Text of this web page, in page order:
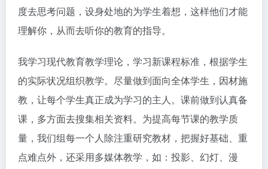
度去思考问题，设身处地的为学生着想，这样他们才能
理解你，从而去听你的教育的指导。
我学习现代教育教学理论，学习新课程标准，根据学生
的实际状况组织教学。尽量做到面向全体学生，因材施
教，让每个学生真正成为学习的主人。课前做到认真备
课，多方面去搜集相关资料。为提高每节课的教学质
量，我们组每一个人除注重研究教材，把握好基础、重
点难点外，还采用多媒体教学，如：投影、幻灯、漫